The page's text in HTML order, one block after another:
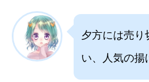
夕方には売り
い、人気の揚